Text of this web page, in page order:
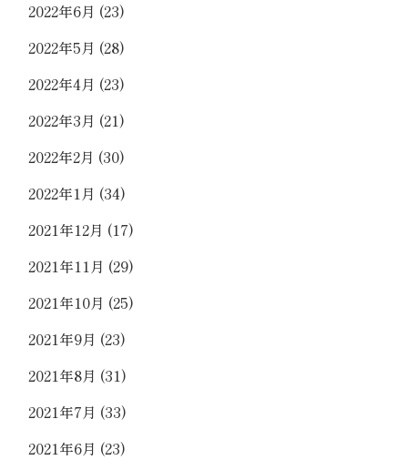
2022年6月 (23)
2022年5月 (28)
2022年4月 (23)
2022年3月 (21)
2022年2月 (30)
2022年1月 (34)
2021年12月 (17)
2021年11月 (29)
2021年10月 (25)
2021年9月 (23)
2021年8月 (31)
2021年7月 (33)
2021年6月 (23)